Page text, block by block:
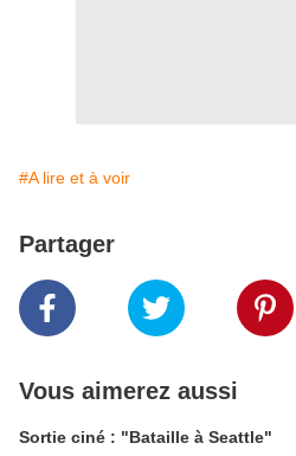
#A lire et à voir
Partager
Vous aimerez aussi
Sortie ciné : "Bataille à Seattle"